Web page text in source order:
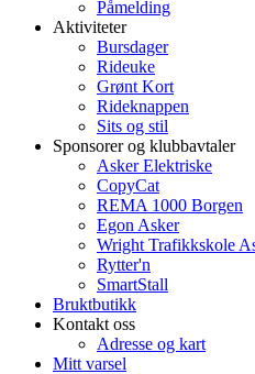
Påmelding
Aktiviteter
Bursdager
Rideuke
Grønt Kort
Rideknappen
Sits og stil
Sponsorer og klubbavtaler
Asker Elektriske
CopyCat
REMA 1000 Borgen
Egon Asker
Wright Trafikkskole
Rytter'n
SmartStall
Bruktbutikk
Kontakt oss
Adresse og kart
Mitt varsel